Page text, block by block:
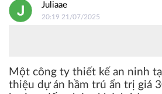
Juliaae
20:19 21/07/2025
Một công ty thiết kế an ninh
thiệu dự án hầm trú ẩn trị giá